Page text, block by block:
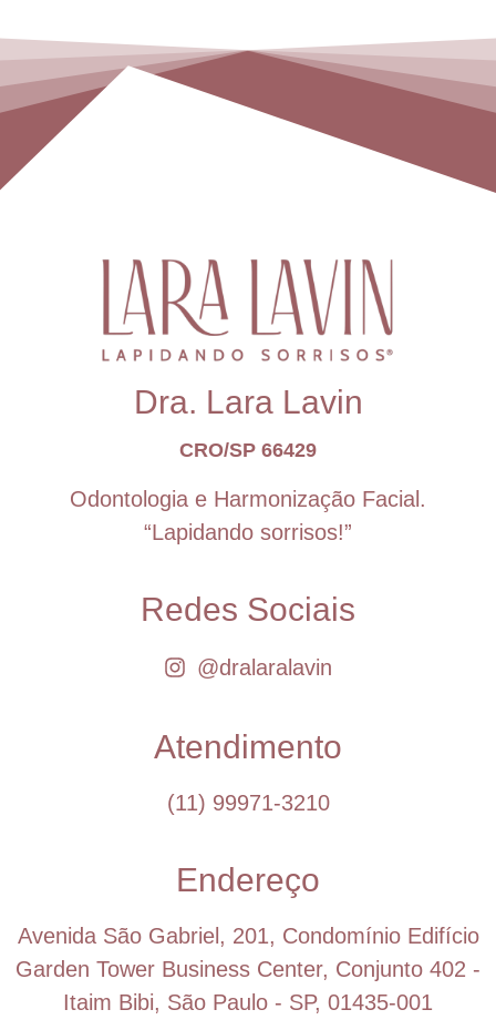
Dra. Lara Lavin
CRO/SP 66429
Odontologia e Harmonização Facial.
“Lapidando sorrisos!”
Redes Sociais
@dralaralavin
Atendimento
(11) 99971-3210
Endereço
Avenida São Gabriel, 201, Condomínio Edifício
Garden Tower Business Center, Conjunto 402 -
Itaim Bibi, São Paulo - SP, 01435-001